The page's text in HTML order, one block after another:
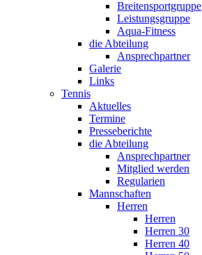
Breitensportgruppe
Leistungsgruppe
Aqua-Fitness
die Abteilung
Ansprechpartner
Galerie
Links
Tennis
Aktuelles
Termine
Presseberichte
die Abteilung
Ansprechpartner
Mitglied werden
Regularien
Mannschaften
Herren
Herren
Herren 30
Herren 40